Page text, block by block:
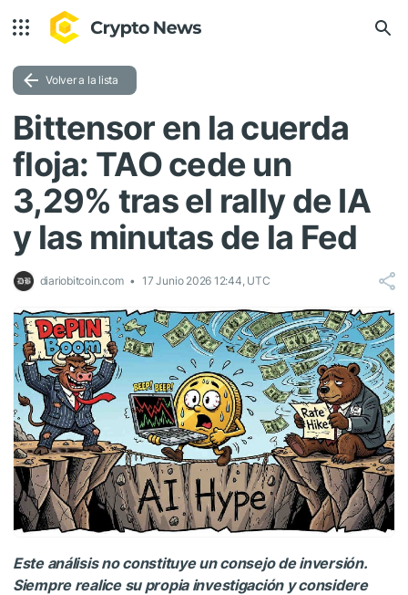
Volver a la lista
Bittensor en la cuerda
floja: TAO cede un
3,29% tras el rally de IA
y las minutas de la Fed
diariobitcoin.com 17 Junio 2026 12:44, UTC
Este análisis no constituye un consejo de inversión.
Siempre realice su propia investigación y considere